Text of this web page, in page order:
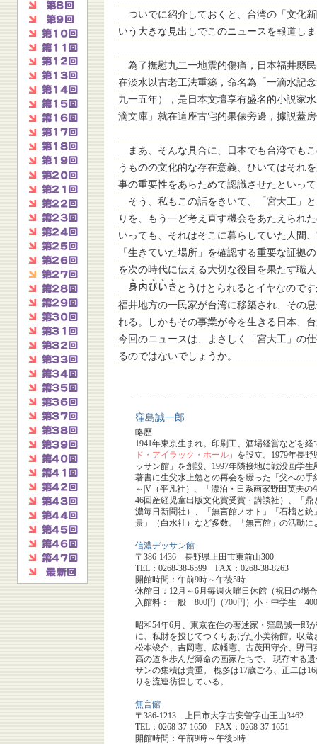
ついでに紹介しておくと、台湾の「文化
いう大きな見出しでこのニュースを報道し
為了撫慰九二一地震的傷痛，日本福井縣
在淡水以古老工法重築，命名為「一滴水
九一五年），是日本文壇享有盛名的小説家
滴文庫」就在這座古宅的果俵旁邊，據説
まあ、そんな具合に、日本でも台湾でも
うものの文化的な存在意義、ひいてはそれ
事の重要性をあらためて認識させたといっ
そう、私もこの話をきいて、「宮大工」
りを、もう一ど考え直す機会をあたえられ
いっても、それはそこに暮らしていた人間
「生きていた場所」を確認する重要な証拠
を次の時代に伝える大切な役目を果たす職
とうけとられるとイヤなので
福井地方の一民家が台湾に移築され、その
れる。しかもその事業が今を生きる日本、
今回のニュースは、まさしく「宮大工」の
るのではないでしょうか。
窪島誠一郎
略歴
1941年東京生まれ。印刷工、酒場経営などを
ド・アイラック・ホール 」を設立。1979年長
ッサン館」を創設、1997年隣接地に戦没画学
著書に生父水上勉との再会を綴った「父への
～|V（平凡社）、「漂泊・日系画家野田英夫
46回産経児童出版文化賞受賞・講談社）、「
濃毎日新聞社）、「無言館ノオト」「石榴と
景」（白水社）など多数。「無言館」の活動に
信濃デッサン館
〒386-1436 長野県上田市東前山300
TEL：0268-38-6599 FAX：0268-38-8263
開館時間：午前9時～午後5時
休館日：12月～6月毎週火曜日休館（祝日の場
入館料：一般 800円（700円）小・中学生
昭和54年6月、東京在住の著述家・窪島誠一郎
に、私財を投じてつくりあげた小美術館。収
松本竣介、吉岡憲、広幡憲、古茂田守介、野
高の道を歩んだ薄命の画家たちで、 現存する
サンの集積は貴重。 槐多は17歳ごろ、正二は
りを流連彷徨している。
無言館
〒386-1213 上田市大字古安曽字山王山3462
TEL：0268-37-1650 FAX：0268-37-1651
開館時間：午前9時～午後5時